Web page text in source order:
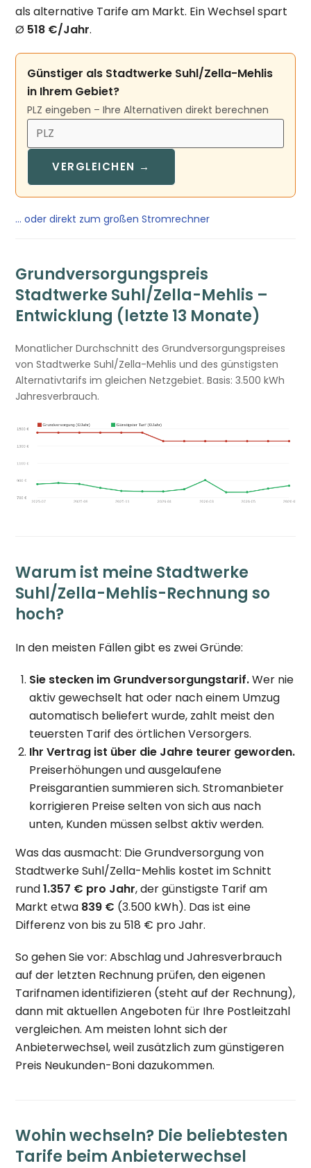
als alternative Tarife am Markt. Ein Wechsel spart
Ø 518 €/Jahr.
Günstiger als Stadtwerke Suhl/Zella-Mehlis
in Ihrem Gebiet?
PLZ eingeben – Ihre Alternativen direkt berechnen
VERGLEICHEN →
… oder direkt zum großen Stromrechner
Grundversorgungspreis
Stadtwerke Suhl/Zella-Mehlis –
Entwicklung (letzte 13 Monate)
Monatlicher Durchschnitt des Grundversorgungspreises
von Stadtwerke Suhl/Zella-Mehlis und des günstigsten
Alternativtarifs im gleichen Netzgebiet. Basis: 3.500 kWh
Jahresverbrauch.
Warum ist meine Stadtwerke
Suhl/Zella-Mehlis-Rechnung so
hoch?
In den meisten Fällen gibt es zwei Gründe:
Sie stecken im Grundversorgungstarif.Wer nie
aktiv gewechselt hat oder nach einem Umzug
automatisch beliefert wurde, zahlt meist den
teuersten Tarif des örtlichen Versorgers.
Ihr Vertrag ist über die Jahre teurer geworden.
Preiserhöhungen und ausgelaufene
Preisgarantien summieren sich. Stromanbieter
korrigieren Preise selten von sich aus nach
unten, Kunden müssen selbst aktiv werden.
Was das ausmacht: Die Grundversorgung von
Stadtwerke Suhl/Zella-Mehlis kostet im Schnitt
rund1.357 € pro Jahr, der günstigste Tarif am
Markt etwa 839 € (3.500 kWh). Das ist eine
Differenz von bis zu 518 € pro Jahr.
So gehen Sie vor: Abschlag und Jahresverbrauch
auf der letzten Rechnung prüfen, den eigenen
Tarifnamen identifizieren (steht auf der Rechnung),
dann mit aktuellen Angeboten für Ihre Postleitzahl
vergleichen. Am meisten lohnt sich der
Anbieterwechsel, weil zusätzlich zum günstigeren
Preis Neukunden-Boni dazukommen.
Wohin wechseln? Die beliebtesten
Tarife beim Anbieterwechsel